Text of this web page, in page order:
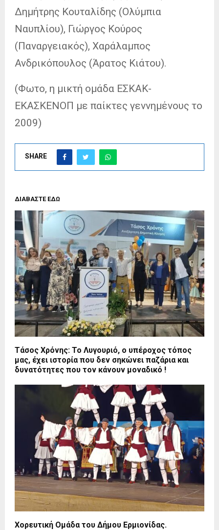
Δημήτρης Κουταλίδης (Ολύμπια
Ναυπλίου), Γιώργος Κούρος
(Παναργειακός), Χαράλαμπος
Ανδρικόπουλος (Άρατος Κιάτου).
(Φωτο, η μικτή ομάδα ΕΣΚΑΚ-
ΕΚΑΣΚΕΝΟΠ με παίκτες γεννημένους το
2009)
SHARE
ΔΙΑΒΑΣΤΕ ΕΔΩ
Τάσος Χρόνης: Το Λυγουριό, ο υπέροχος τόπος
μας, έχει ιστορία που δεν σηκώνει παζάρια και
δυνατότητες που τον κάνουν μοναδικό !
Χορευτική Ομάδα του Δήμου Ερμιονίδας.